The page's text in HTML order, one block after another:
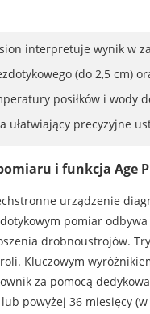
interpretuje wynik w
(do 2,5 cm)
posiłków i wody
ułatwiający precyzyjne
i funkcja Age
urządzenie
pomiar odbywa
drobnoustrojów.
Kluczowym
za pomocą
lub powyżej 36 miesięcy